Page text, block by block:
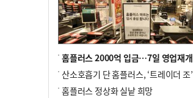
홈플러스 2000억 입금…7일 영업재개
홈플러스 정상화 실낱 희망